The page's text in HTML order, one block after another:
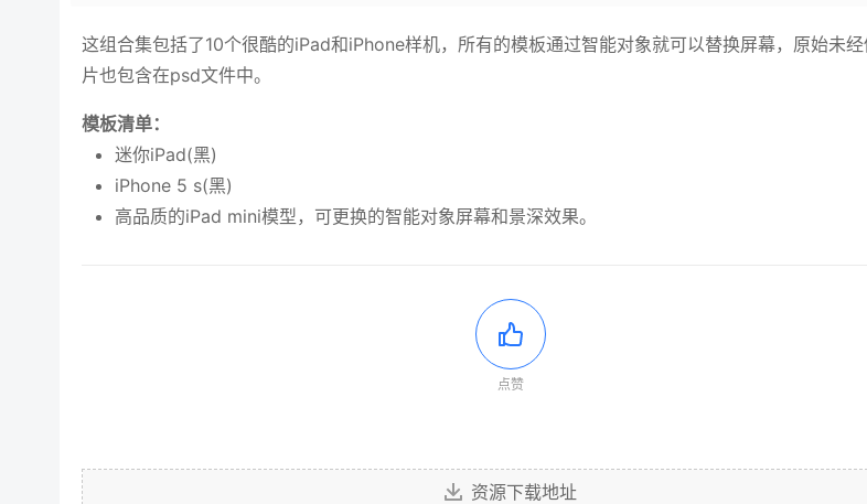
这组合集包括了10个很酷的iPad和iPhone样机，所有的模板通过智能对象就可以替换屏幕，原始未
片也包含在psd文件中。
模板清单：
迷你iPad(黑)
iPhone 5 s(黑)
高品质的iPad mini模型，可更换的智能对象屏幕和景深效果。
点赞
资源下载地址